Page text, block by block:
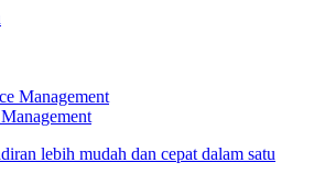
lebih mudah dan cepat dalam satu